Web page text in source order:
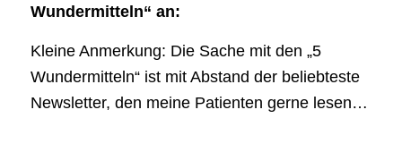
Wundermitteln“ an:
Kleine Anmerkung: Die Sache mit den „5
Wundermitteln“ ist mit Abstand der beliebteste
Newsletter, den meine Patienten gerne lesen…